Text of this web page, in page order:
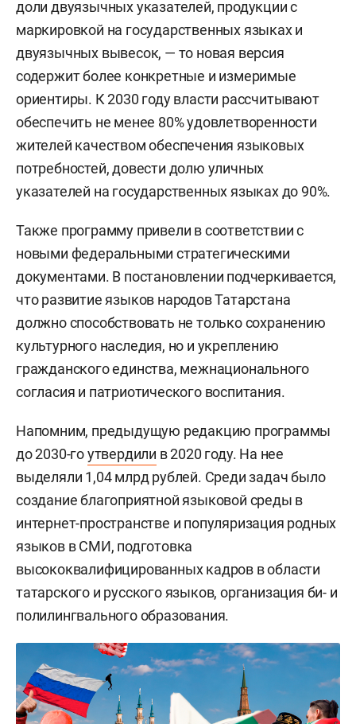
доли двуязычных указателей, продукции с
маркировкой на государственных языках и
двуязычных вывесок, — то новая версия
содержит более конкретные и измеримые
ориентиры. К 2030 году власти рассчитывают
обеспечить не менее 80% удовлетворенности
жителей качеством обеспечения языковых
потребностей, довести долю уличных
указателей на государственных языках до 90%.
Также программу привели в соответствии с
новыми федеральными стратегическими
документами. В постановлении подчеркивается,
что развитие языков народов Татарстана
должно способствовать не только сохранению
культурного наследия, но и укреплению
гражданского единства, межнационального
согласия и патриотического воспитания.
Напомним, предыдущую редакцию программы
до 2030-гоутвердили в 2020 году. На нее
выделяли 1,04 млрд рублей. Среди задач было
создание благоприятной языковой среды в
интернет-пространстве и популяризация родных
языков в СМИ, подготовка
высококвалифицированных кадров в области
татарского и русского языков, организация би- и
полилингвального образования.